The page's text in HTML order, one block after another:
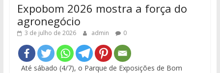
Expobom 2026 mostra a força do
agronegócio
3 de julho de 2026 admin 0
Até sábado (4/7), o Parque de Exposições de Bom